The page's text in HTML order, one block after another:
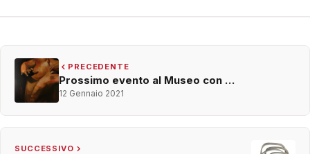
PRECEDENTE
Prossimo evento al Museo con …
12 Gennaio 2021
SUCCESSIVO